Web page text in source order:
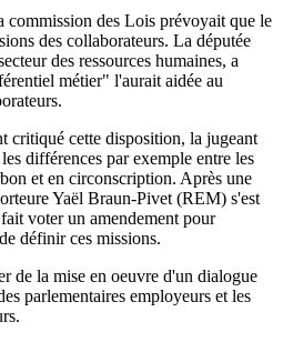
commission des Lois prévoyait que le
des collaborateurs. La députée
des ressources humaines, a
métier" l'aurait aidée au
critiqué cette disposition, la jugeant
différences par exemple entre les
et en circonscription. Après une
Yaël Braun-Pivet (REM) s'est
voter un amendement pour
définir ces missions.
de la mise en oeuvre d'un dialogue
parlementaires employeurs et les